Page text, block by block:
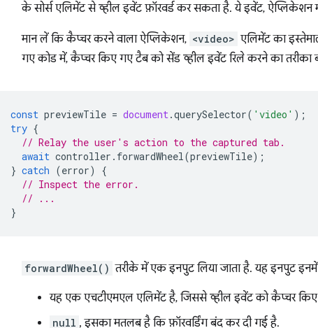
के सोर्स एलिमेंट से व्हील इवेंट फ़ॉरवर्ड कर सकता है. ये इवेंट,
मान लें कि कैप्चर करने वाला ऐप्लिकेशन, <video> एलिमेंट का
गए कोड में, कैप्चर किए गए टैब को सेंड व्हील इवेंट रिले करने का तरीका
const previewTile = document .querySelector( 'video' );
try {
// Relay the user's action to the captured tab.
await controller . forwardWheel (previewTile);
} catch (error)
{
// Inspect the error.
// ...
}
forwardWheel() तरीके में एक इनपुट लिया जाता है. यह इनपुट
यह एक एचटीएमएल एलिमेंट है, जिससे व्हील इवेंट को कैप्चर किए
null , इसका मतलब है कि फ़ॉरवर्डिंग बंद कर दी गई है.